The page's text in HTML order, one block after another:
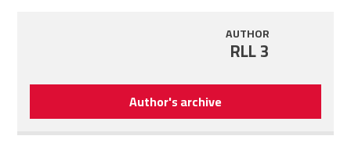
AUTHOR
RLL 3
Author's archive